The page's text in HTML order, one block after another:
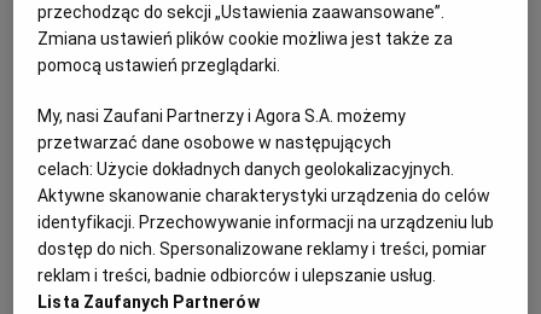
LUBLIN
ŁÓDŹ
OLSZTYN
OPOLE
PUBLIO.PL
KULTURALNYSKLEP.PL
DZIECKO
ZDROWIE
Gorąco daje się we znaki? Sięgnijmy po koktajl
wiśniowy, który lekko nas ochłodzi.
Poza sezonem możemy użyć mrożonych owoców, co
spotęguje efekt chłodzenia. Potrzeba nam jednak
mocnego blendera.
przechodząc do sekcji „Ustawienia zaawansowane”.
Zmiana ustawień plików cookie możliwa jest także za
pomocą ustawień przeglądarki.
My, nasi Zaufani Partnerzy i Agora S.A. możemy
przetwarzać dane osobowe w następujących
celach:Użycie dokładnych danych geolokalizacyjnych.
Aktywne skanowanie charakterystyki urządzenia do celów
identyfikacji. Przechowywanie informacji na urządzeniu lub
dostęp do nich. Spersonalizowane reklamy i treści, pomiar
reklam i treści, badnie odbiorców i ulepszanie usług.
Lista Zaufanych Partnerów